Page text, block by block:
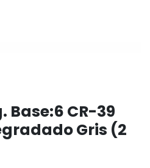
Base:6 CR-39
Gris (2